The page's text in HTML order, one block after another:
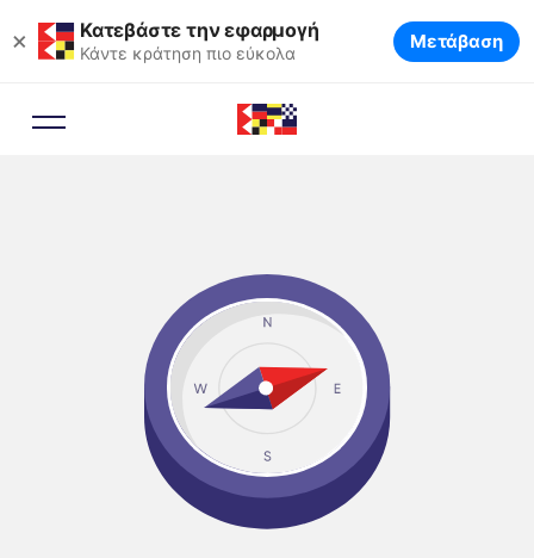
× Κατεβάστε την εφαρμογή
Κάντε κράτηση πιο εύκολα Μετάβαση